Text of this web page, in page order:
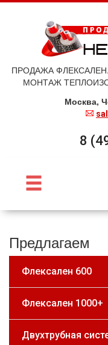
ПРОДАЖА
МОНТАЖ
Москва,
8
Предлагаем
Флексален 600
Флексален 1000+
Двухтрубная